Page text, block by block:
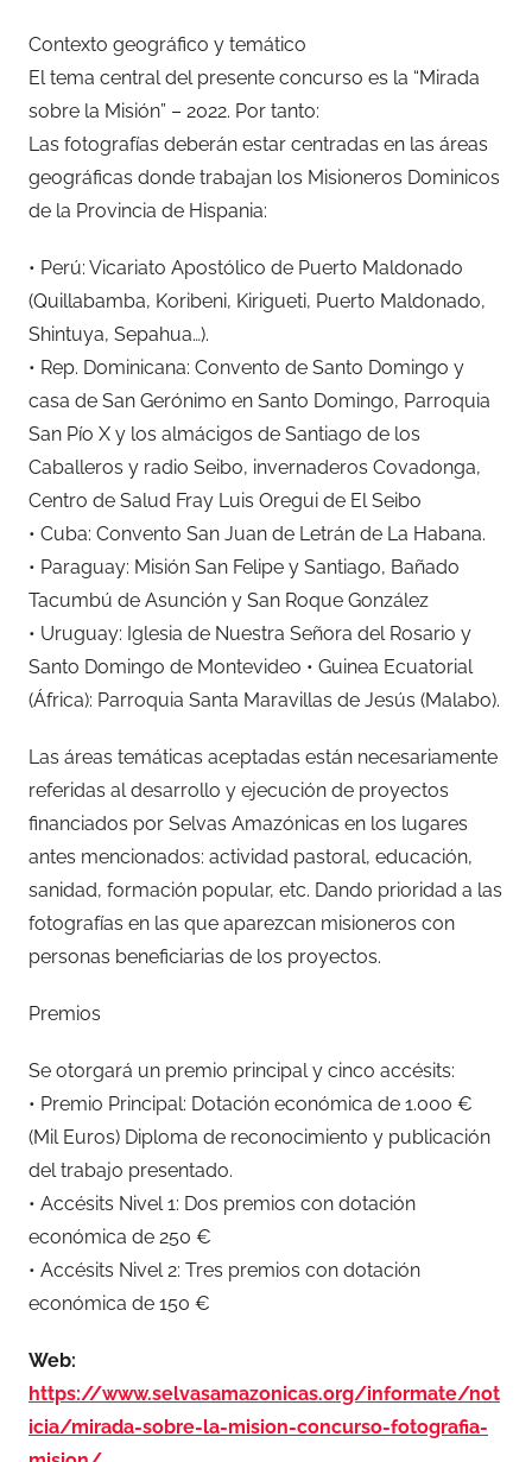
Contexto geográfico y temático
El tema central del presente concurso es la “Mirada
sobre la Misión” – 2022. Por tanto:
Las fotografías deberán estar centradas en las áreas
geográficas donde trabajan los Misioneros Dominicos
de la Provincia de Hispania:
• Perú: Vicariato Apostólico de Puerto Maldonado
(Quillabamba, Koribeni, Kirigueti, Puerto Maldonado,
Shintuya, Sepahua…).
• Rep. Dominicana: Convento de Santo Domingo y
casa de San Gerónimo en Santo Domingo, Parroquia
San Pío X y los almácigos de Santiago de los
Caballeros y radio Seibo, invernaderos Covadonga,
Centro de Salud Fray Luis Oregui de El Seibo
• Cuba: Convento San Juan de Letrán de La Habana.
• Paraguay: Misión San Felipe y Santiago, Bañado
Tacumbú de Asunción y San Roque González
• Uruguay: Iglesia de Nuestra Señora del Rosario y
Santo Domingo de Montevideo • Guinea Ecuatorial
(África): Parroquia Santa Maravillas de Jesús (Malabo).
Las áreas temáticas aceptadas están necesariamente
referidas al desarrollo y ejecución de proyectos
financiados por Selvas Amazónicas en los lugares
antes mencionados: actividad pastoral, educación,
sanidad, formación popular, etc. Dando prioridad a las
fotografías en las que aparezcan misioneros con
personas beneficiarias de los proyectos.
Premios
Se otorgará un premio principal y cinco accésits:
• Premio Principal: Dotación económica de 1.000 €
(Mil Euros) Diploma de reconocimiento y publicación
del trabajo presentado.
• Accésits Nivel 1: Dos premios con dotación
económica de 250 €
• Accésits Nivel 2: Tres premios con dotación
económica de 150 €
Web:
https://www.selvasamazonicas.org/informate/not
icia/mirada-sobre-la-mision-concurso-fotografia-